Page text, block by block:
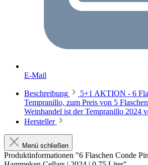
E-Mail
Beschreibung
5+1 AKTION - 6
Tempranillo, zum Preis von 5
Weinhandel ist der Tempranillo 2024
Hersteller
Menü schließen
Produktinformationen "6 Flaschen Conde